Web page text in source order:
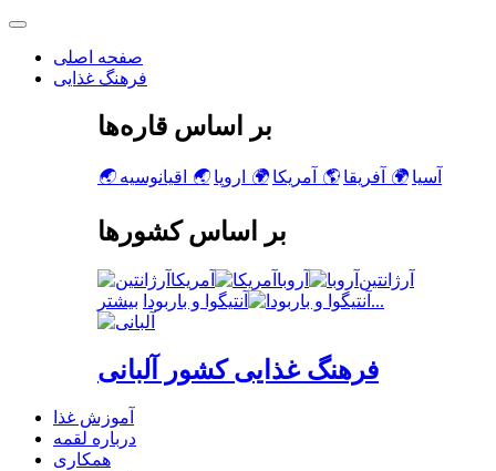
صفحه اصلی
فرهنگ غذایی
بر اساس قاره‌ها
🌏 آسیا 🌍 آفریقا 🌎 آمریکا 🌍 اروپا 🌏 اقیانوسیه
بر اساس کشورها
آرژانتین آروبا
آمریکا
آنتیگوا و باربودا
بیشتر...
فرهنگ غذایی کشور آلبانی
آموزش غذا
درباره لقمه
همکاری